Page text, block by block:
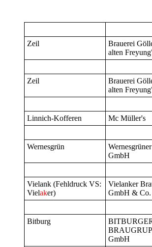
Zeil
Brauerei
alten
Zeil
Brauerei
alten
Linnich-Kofferen Mc Müller's
Wernesgrün
GmbH
Vielank (Fehldruck VS:
Vielaker)
Vielanker
GmbH &
Bitburg
GmbH